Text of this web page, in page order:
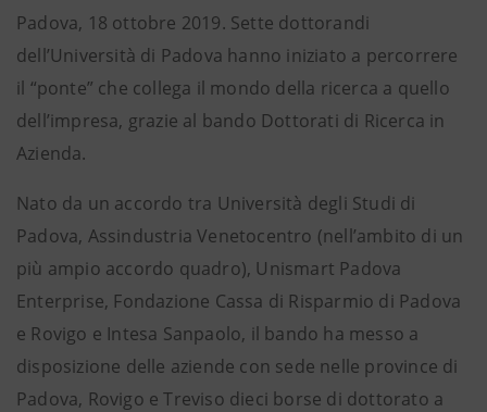
Padova, 18 ottobre 2019. Sette dottorandi
dell’Università di Padova hanno iniziato a percorrere
il “ponte” che collega il mondo della ricerca a quello
dell’impresa, grazie al bando Dottorati di Ricerca in
Azienda.
Nato da un accordo tra Università degli Studi di
Padova, Assindustria Venetocentro (nell’ambito di un
più ampio accordo quadro), Unismart Padova
Enterprise, Fondazione Cassa di Risparmio di Padova
e Rovigo e Intesa Sanpaolo, il bando ha messo a
disposizione delle aziende con sede nelle province di
Padova, Rovigo e Treviso dieci borse di dottorato a